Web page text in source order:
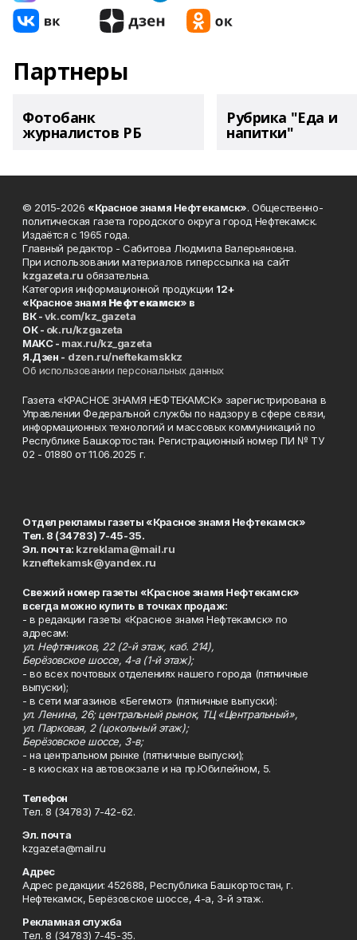
Партнеры
Фотобанк
журналистов РБ
Рубрика "Еда и
напитки"
© 2015-2026 «Красное знамя Нефтекамск». Общественно-
политическая газета городского округа город Нефтекамск.
Издаётся с 1965 года.
Главный редактор - Сабитова Людмила Валерьяновна.
При использовании материалов гиперссылка на сайт
kzgazeta.ru обязательна.
Категория информационной продукции 12+
«Красное знамя Нефтекамск» в
ВК -vk.com/kz_gazeta
ОК - ok.ru/kzgazeta
MAKC - max.ru/kz_gazeta
Я.Дзен - dzen.ru/neftekamskkz
Об использовании персональных данных
Газета «КРАСНОЕ ЗНАМЯ НЕФТЕКАМСК» зарегистрирована в
Управлении Федеральной службы по надзору в сфере связи,
информационных технологий и массовых коммуникаций по
Республике Башкортостан. Регистрационный номер ПИ № ТУ
02 - 01880 от 11.06.2025 г.
Отдел рекламы газеты «Красное знамя Нефтекамск»
Тел. 8 (34783) 7-45-35.
Эл. почта: kzreklama@mail.ru
kzneftekamsk@yandex.ru
Свежий номер газеты «Красное знамя Нефтекамск»
всегда можно купить в точках продаж:
- в редакции газеты «Красное знамя Нефтекамск» по
адресам:
ул. Нефтяников, 22 (2-й этаж, каб. 214),
Берёзовское шоссе, 4-а (1-й этаж);
- во всех почтовых отделениях нашего города (пятничные
выпуски);
- в сети магазинов «Бегемот» (пятничные выпуски):
ул. Ленина, 26; центральный рынок, ТЦ «Центральный»,
ул. Парковая, 2 (цокольный этаж);
Берёзовское шоссе, 3-в;
- на центральном рынке (пятничные выпуски);
- в киосках на автовокзале и на пр.Юбилейном, 5.
Телефон
Тел. 8 (34783) 7-42-62.
Эл. почта
kzgazeta@mail.ru
Адрес
Адрес редакции: 452688, Республика Башкортостан, г.
Нефтекамск, Берёзовское шоссе, 4-а, 3-й этаж.
Рекламная служба
Тел. 8 (34783) 7-45-35.